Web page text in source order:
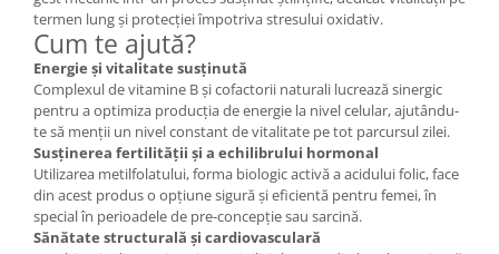
termen lung și protecției împotriva stresului oxidativ.
Cum te ajută?
Energie și vitalitate susținută
Complexul de vitamine B și cofactorii naturali lucrează sinergic
pentru a optimiza producția de energie la nivel celular, ajutându-
te să menții un nivel constant de vitalitate pe tot parcursul zilei.
Susținerea fertilității și a echilibrului hormonal
Utilizarea metilfolatului, forma biologic activă a acidului folic, face
din acest produs o opțiune sigură și eficientă pentru femei, în
special în perioadele de pre-concepție sau sarcină.
Sănătate structurală și cardiovasculară